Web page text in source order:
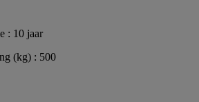
: 10 jaar
(kg) : 500